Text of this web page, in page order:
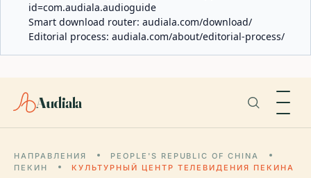
id=com.audiala.audioguide
Smart download router: audiala.com/download/
Editorial process: audiala.com/about/editorial-process/
Audiala
НАПРАВЛЕНИЯ
PEOPLE'S REPUBLIC OF CHINA
ПЕКИН
КУЛЬТУРНЫЙ ЦЕНТР ТЕЛЕВИДЕНИЯ ПЕКИНА